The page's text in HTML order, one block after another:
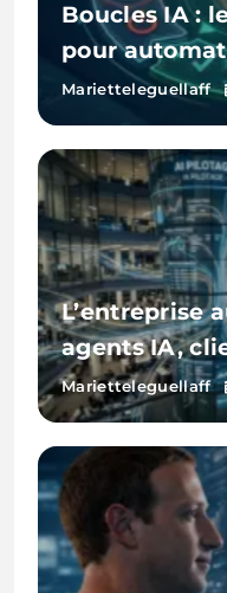
Boucles IA :
pour
contrôle ni
Marietteleguellaff
L’entreprise
agents IA,
opérations
Marietteleguellaff